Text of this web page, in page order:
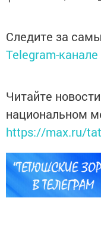
Следите за
Telegram-канале
Читайте
национальном
https://max.ru/